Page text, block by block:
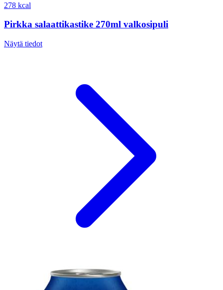
278 kcal
Pirkka salaattikastike 270ml valkosipuli
Näytä tiedot